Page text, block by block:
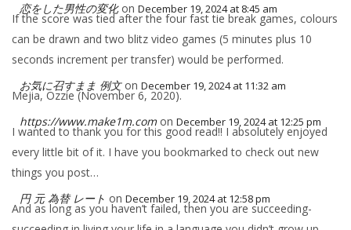
恋をした男性の変化 on December 19, 2024 at 8:45 am
If the score was tied after the four fast tie break games, colours
can be drawn and two blitz video games (5 minutes plus 10
seconds increment per transfer) would be performed.
お気に召すまま 例文 on December 19, 2024 at 11:32 am
Mejia, Ozzie (November 6, 2020).
https://www.make1m.com on December 19, 2024 at 12:25 pm
I wanted to thank you for this good read!! I absolutely enjoyed
every little bit of it. I have you bookmarked to check out new
things you post…
円 元 為替 レート on December 19, 2024 at 12:58 pm
And as long as you haven’t failed, then you are succeeding-